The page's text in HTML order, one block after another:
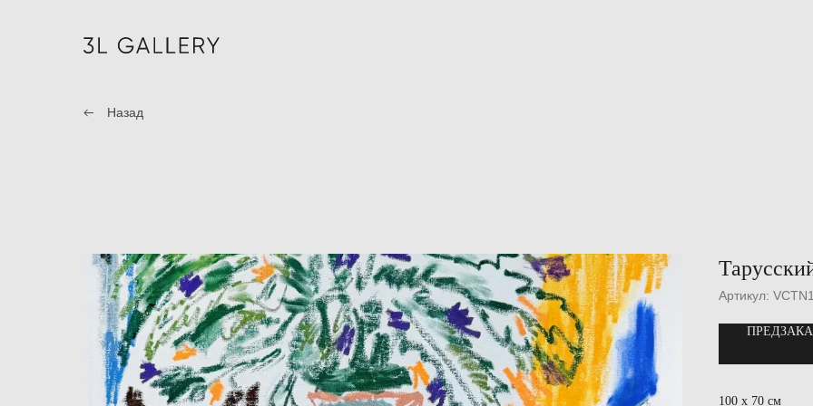
Назад
Артикул: VCTN1
100 х 70 см